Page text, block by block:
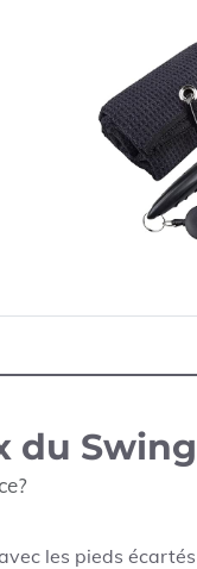
du Swing
les pieds